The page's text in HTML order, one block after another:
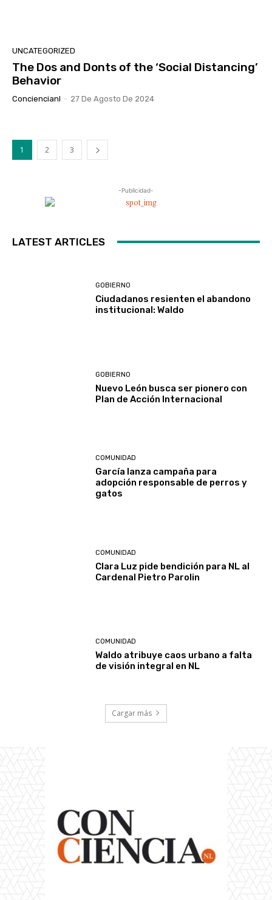
UNCATEGORIZED
The Dos and Donts of the ‘Social Distancing’
Behavior
Conciencianl - 27 De Agosto De 2024
1 2 3
-Publicidad-
LATEST ARTICLES
GOBIERNO
Ciudadanos resienten el abandono
institucional: Waldo
GOBIERNO
Nuevo León busca ser pionero con
Plan de Acción Internacional
COMUNIDAD
García lanza campaña para
adopción responsable de perros y
gatos
COMUNIDAD
Clara Luz pide bendición para NL al
Cardenal Pietro Parolin
COMUNIDAD
Waldo atribuye caos urbano a falta
de visión integral en NL
Cargar más